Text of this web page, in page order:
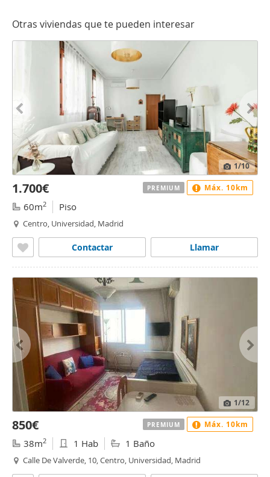
Otras viviendas que te pueden interesar
1/10
1.700€
60m2 Piso
Centro, Universidad, Madrid
Llamar
Contactar
PREMIUM Máx. 10km
1/12
850€
38m2 1 Hab 1 Baño
Calle De Valverde, 10, Centro, Universidad, Madrid
PREMIUM Máx. 10km